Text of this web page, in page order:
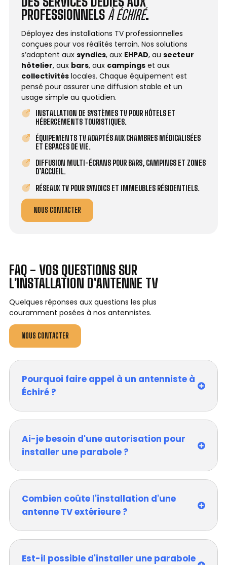
PROFESSIONNELS À ÉCHIRÉ.
Déployez des installations TV professionnelles
conçues pour vos réalités terrain. Nos solutions
s’adaptent aux syndics, aux EHPAD, au secteur
hôtelier, aux bars, aux campings et aux
collectivités locales. Chaque équipement est
pensé pour assurer une diffusion stable et un
usage simple au quotidien.
INSTALLATION DE SYSTÈMES TV POUR HÔTELS ET
HÉBERGEMENTS TOURISTIQUES.
ÉQUIPEMENTS TV ADAPTÉS AUX CHAMBRES MÉDICALISÉES
ET ESPACES DE VIE.
DIFFUSION MULTI-ÉCRANS POUR BARS, CAMPINGS ET ZONES
D’ACCUEIL.
RÉSEAUX TV POUR SYNDICS ET IMMEUBLES RÉSIDENTIELS.
NOUS CONTACTER
FAQ - VOS QUESTIONS SUR
L'INSTALLATION D'ANTENNE TV
Quelques réponses aux questions les plus
couramment posées à nos antennistes.
NOUS CONTACTER
Pourquoi faire appel à un antenniste à
Échiré ?
Ai-je besoin d'une autorisation pour
installer une parabole ?
Combien coûte l'installation d'une
antenne TV extérieure ?
Est-il possible d'installer une parabole